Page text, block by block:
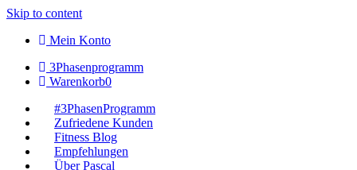
Skip to content
Mein Konto
3Phasenprogramm
Warenkorb0
#3PhasenProgramm
Zufriedene Kunden
Fitness Blog
Empfehlungen
Über Pascal